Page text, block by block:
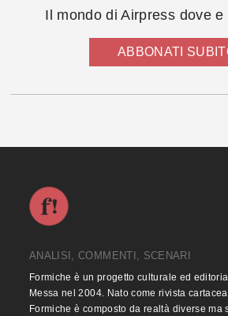
Il mondo di Airpress dove e
ABBONATI
ANALISI, COMMENTI, SCENARI
Formiche è un progetto culturale ed
Messa nel 2004. Nato come rivista
Formiche è composto da realtà diverse ma